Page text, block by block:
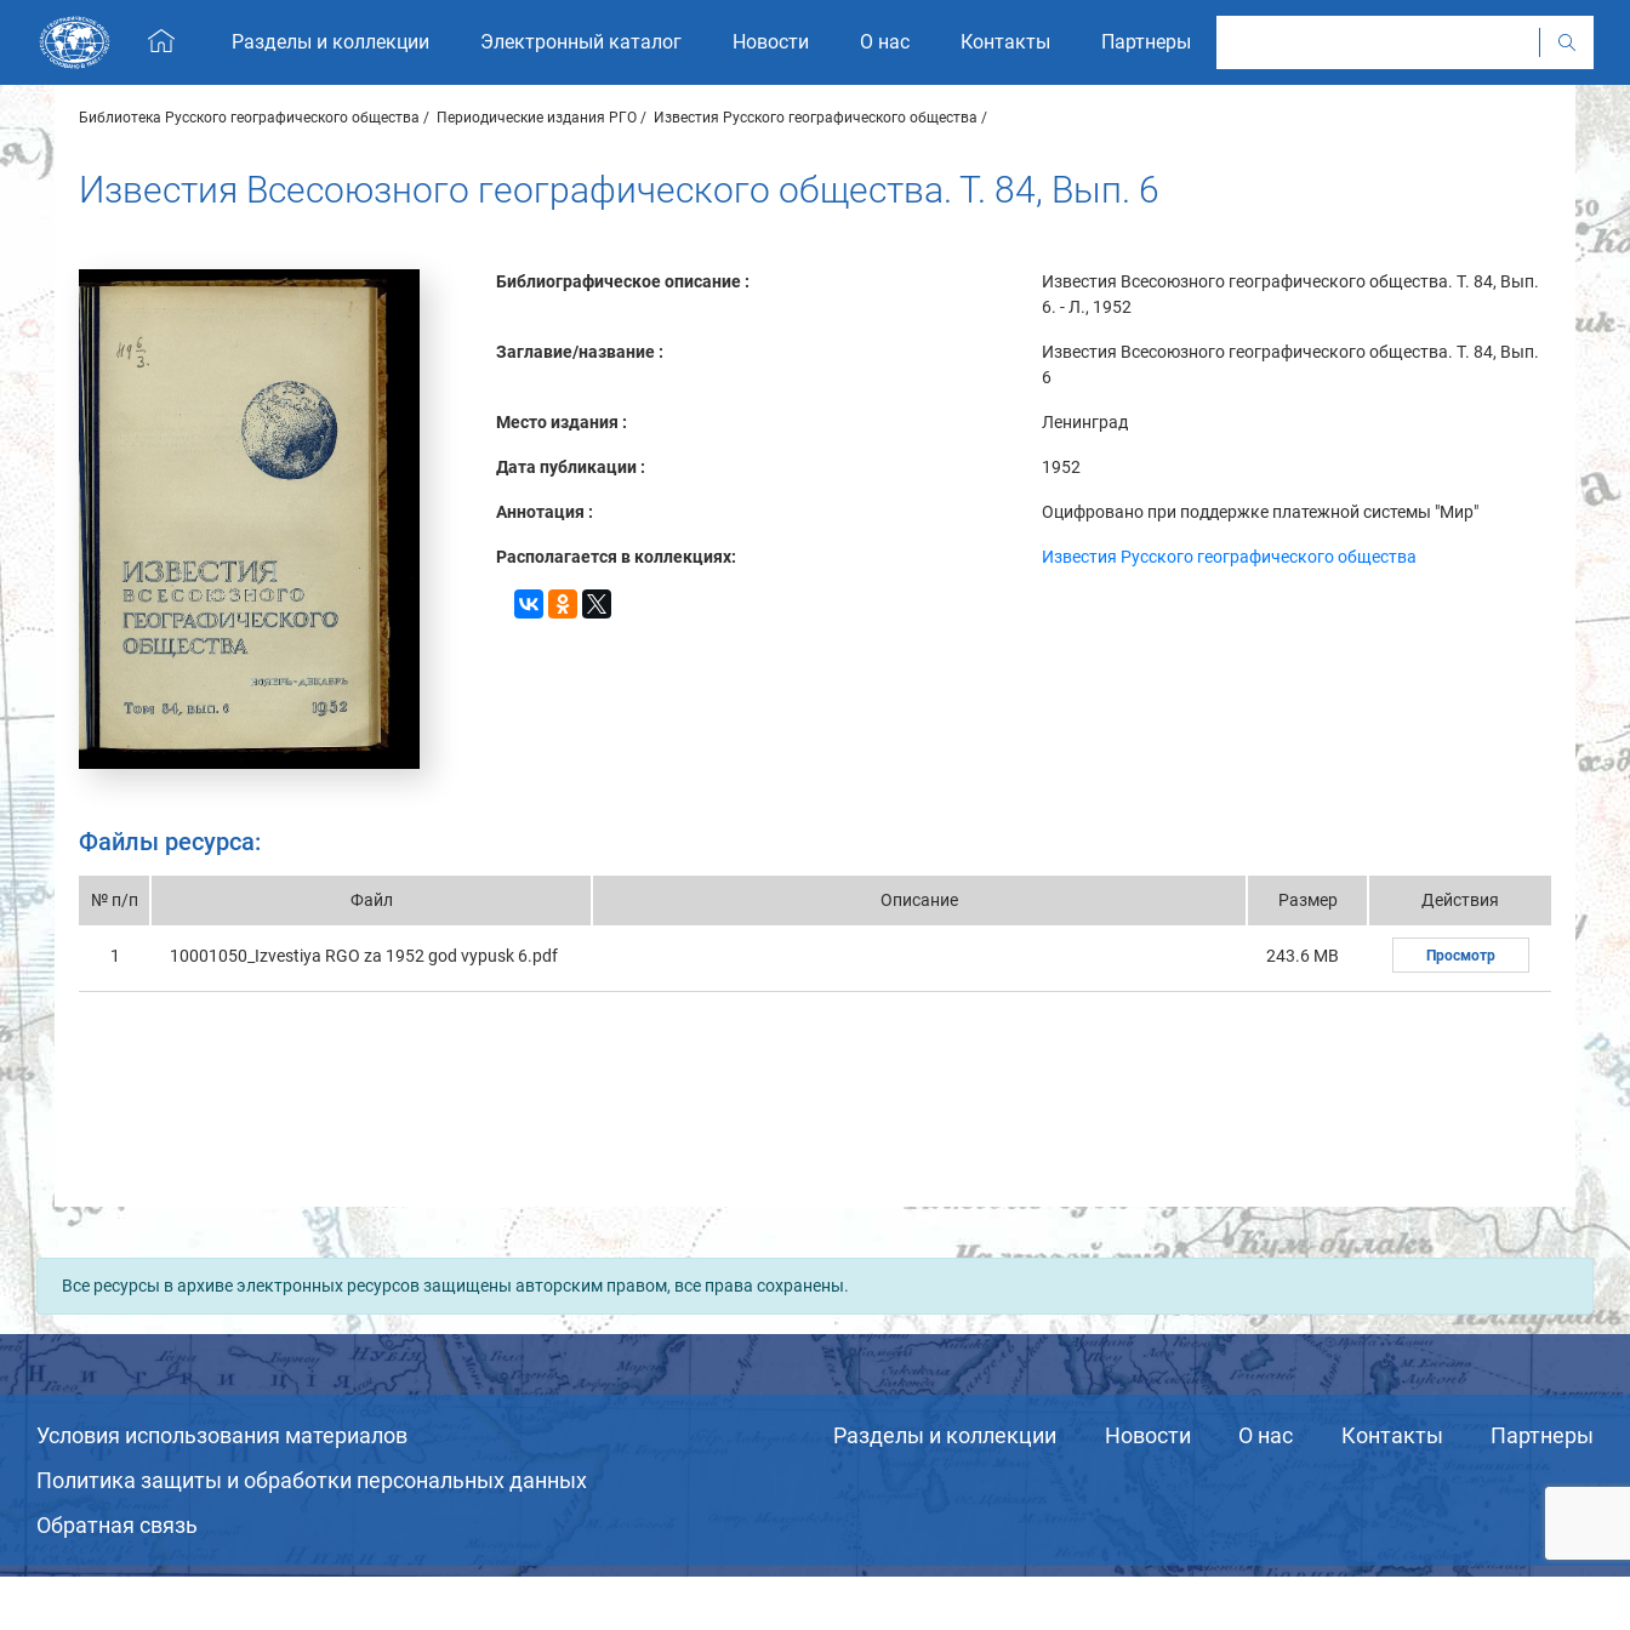
Skip navigation
Разделы и коллекции Электронный каталог Новости О нас Контакты Партнеры
Библиотека Русского географического общества Периодические издания РГО Известия Русского географического общества
Известия Всесоюзного географического общества. Т. 84, Вып. 6
Библиографическое описание :
Известия Всесоюзного географического общества. Т. 84, Вып.
6. - Л., 1952
Заглавие/название :
Известия Всесоюзного географического общества. Т. 84, Вып.
6
Место издания : Ленинград
Дата публикации : 1952
Аннотация : Оцифровано при поддержке платежной системы "Мир"
Располагается в коллекциях: Известия Русского географического общества
Файлы ресурса:
№ п/п Файл Описание Размер Действия
1 10001050_Izvestiya RGO za 1952 god vypusk 6.pdf 243.6 MB Просмотр
Все ресурсы в архиве электронных ресурсов защищены авторским правом, все права сохранены.
Условия использования материалов
Политика защиты и обработки персональных данных
Обратная связь
Разделы и коллекции Новости О нас Контакты Партнеры